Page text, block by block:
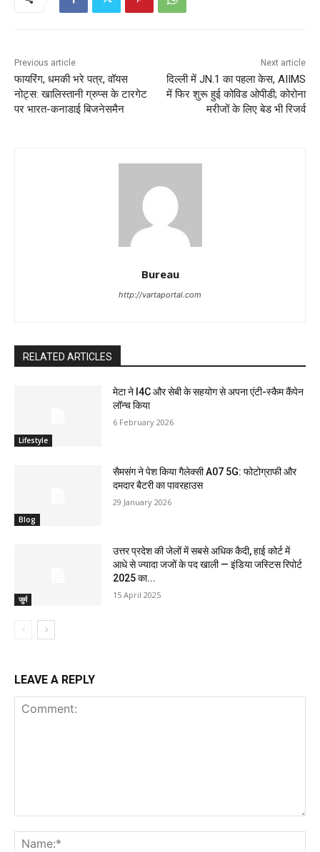
Previous article
फायरिंग, धमकी भरे पत्र, वॉयस
नोट्स: खालिस्तानी ग्रुप्स के टारगेट
पर भारत-कनाडाई बिजनेसमैन
Next article
दिल्ली में JN.1 का पहला केस, AIIMS
में फिर शुरू हुई कोविड ओपीडी; कोरोना
मरीजों के लिए बेड भी रिजर्व
Bureau
http://vartaportal.com
RELATED ARTICLES
Lifestyle
मेटा ने I4C और सेबी के सहयोग से अपना एंटी-स्कैम कैंपेन
लॉन्च किया
6 February 2026
Blog
सैमसंग ने पेश किया गैलेक्सी A07 5G: फोटोग्राफी और
दमदार बैटरी का पावरहाउस
29 January 2026
जुर्म
उत्तर प्रदेश की जेलों में सबसे अधिक कैदी, हाई कोर्ट में
आधे से ज्यादा जजों के पद खाली — इंडिया जस्टिस रिपोर्ट
2025 का...
15 April 2025
LEAVE A REPLY